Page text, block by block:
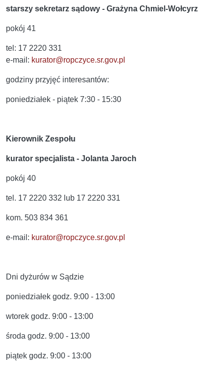
starszy sekretarz sądowy - Grażyna Chmiel-Wołcyrz
pokój 41
tel: 17 2220 331
e-mail: kurator@ropczyce.sr.gov.pl
godziny przyjęć interesantów:
poniedziałek - piątek 7:30 - 15:30
Kierownik Zespołu
kurator specjalista - Jolanta Jaroch
pokój 40
tel. 17 2220 332 lub 17 2220 331
kom. 503 834 361
e-mail: kurator@ropczyce.sr.gov.pl
Dni dyżurów w Sądzie
poniedziałek godz. 9:00 - 13:00
wtorek godz. 9:00 - 13:00
środa godz. 9:00 - 13:00
piątek godz. 9:00 - 13:00